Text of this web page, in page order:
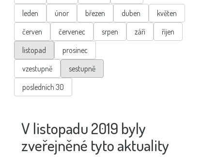
leden
únor březen duben
květen
červen
červenec srpen září
říjen
listopad
prosinec
vzestupně
sestupně
posledních 30
V listopadu 2019 byly
zveřejněné tyto aktuality